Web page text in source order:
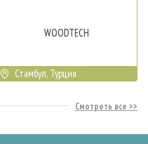
WOODTECH
Стамбул, Турция
Смотреть все